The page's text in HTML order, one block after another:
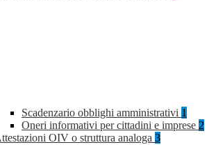
Scadenzario obblighi amministrativi 1
Oneri informativi per cittadini e imprese 2
OIV o struttura analoga 3